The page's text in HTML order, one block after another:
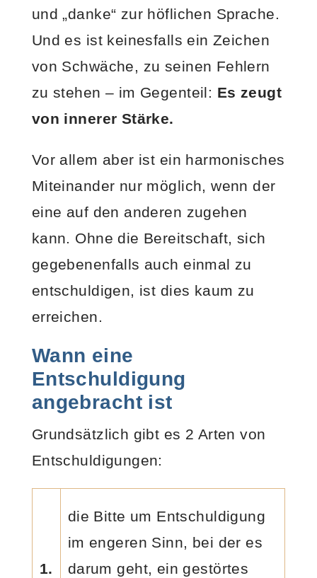
und „danke“ zur höflichen Sprache.
Und es ist keinesfalls ein Zeichen
von Schwäche, zu seinen Fehlern
zu stehen – im Gegenteil: Es zeugt
von innerer Stärke.
Vor allem aber ist ein harmonisches
Miteinander nur möglich, wenn der
eine auf den anderen zugehen
kann. Ohne die Bereitschaft, sich
gegebenenfalls auch einmal zu
entschuldigen, ist dies kaum zu
erreichen.
Wann eine
Entschuldigung
angebracht ist
Grundsätzlich gibt es 2 Arten von
Entschuldigungen:
1.
die Bitte um Entschuldigung
im engeren Sinn, bei der es
darum geht, ein gestörtes